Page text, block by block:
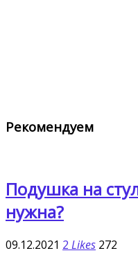
Рекомендуем
Подушка на
нужна?
09.12.2021 2 Likes 272